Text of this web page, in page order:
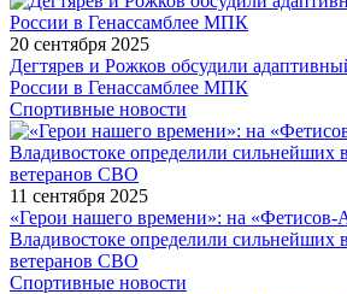
20 сентября 2025
Дегтярев и Рожков обсудили
России в Генассамблее МПК
Спортивные новости
11 сентября 2025
«Герои нашего времени»: на «Фетисов-
Владивостоке определили сильнейших
ветеранов СВО
Спортивные новости